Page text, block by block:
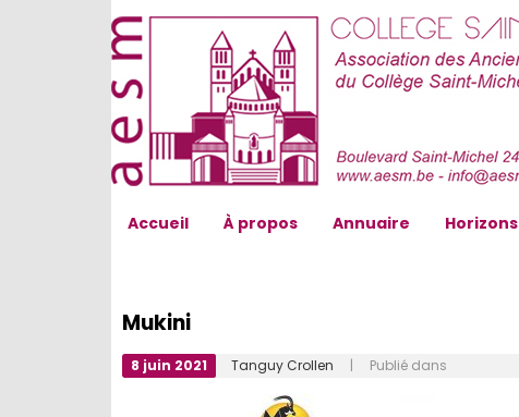
Accueil À propos Annuaire Horizons
Mukini
8 juin 2021 Tanguy Crollen | Publié dans